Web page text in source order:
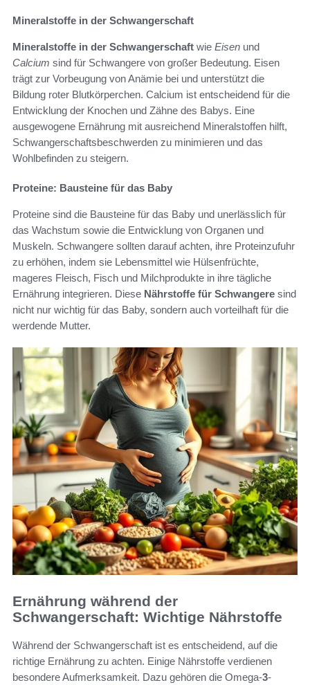
Mineralstoffe in der Schwangerschaft
Mineralstoffe in der Schwangerschaft wie Eisen und
Calcium sind für Schwangere von großer Bedeutung. Eisen
trägt zur Vorbeugung von Anämie bei und unterstützt die
Bildung roter Blutkörperchen. Calcium ist entscheidend für die
Entwicklung der Knochen und Zähne des Babys. Eine
ausgewogene Ernährung mit ausreichend Mineralstoffen hilft,
Schwangerschaftsbeschwerden zu minimieren und das
Wohlbefinden zu steigern.
Proteine: Bausteine für das Baby
Proteine sind die Bausteine für das Baby und unerlässlich für
das Wachstum sowie die Entwicklung von Organen und
Muskeln. Schwangere sollten darauf achten, ihre Proteinzufuhr
zu erhöhen, indem sie Lebensmittel wie Hülsenfrüchte,
mageres Fleisch, Fisch und Milchprodukte in ihre tägliche
Ernährung integrieren. Diese Nährstoffe für Schwangere sind
nicht nur wichtig für das Baby, sondern auch vorteilhaft für die
werdende Mutter.
Ernährung während der
Schwangerschaft: Wichtige Nährstoffe
Während der Schwangerschaft ist es entscheidend, auf die
richtige Ernährung zu achten. Einige Nährstoffe verdienen
besondere Aufmerksamkeit. Dazu gehören die Omega-3-